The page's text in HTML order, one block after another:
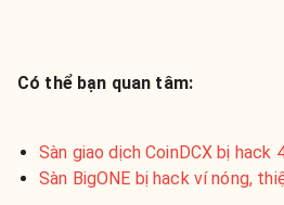
Có thể bạn quan tâm:
Sàn giao dịch CoinDCX bị hack
Sàn BigONE bị hack ví nóng,